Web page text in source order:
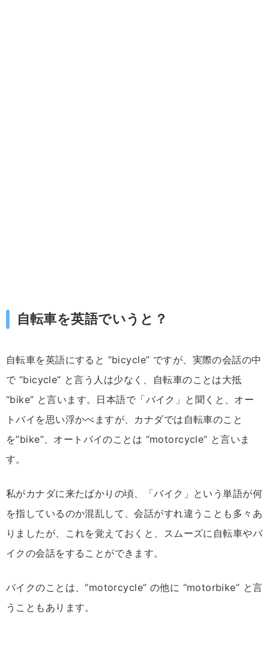
自転車を英語でいうと？
自転車を英語にすると “bicycle” ですが、実際の会話の中
で “bicycle” と言う人は少なく、自転車のことは大抵
“bike” と言います。日本語で「バイク」と聞くと、オー
トバイを思い浮かべますが、カナダでは自転車のこと
を”bike”、オートバイのことは “motorcycle” と言いま
す。
私がカナダに来たばかりの頃、「バイク」という単語が何
を指しているのか混乱して、会話がすれ違うことも多々あ
りましたが、これを覚えておくと、スムーズに自転車やバ
イクの会話をすることができます。
バイクのことは、”motorcycle” の他に “motorbike” と言
うこともあります。